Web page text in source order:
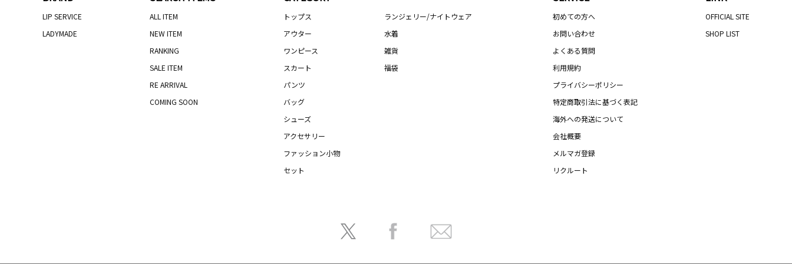
LIP SERVICE
LADYMADE
ALL ITEM
NEW ITEM
RANKING
SALE ITEM
RE ARRIVAL
COMING SOON
トップス
アウター
ワンピース
スカート
パンツ
バッグ
シューズ
アクセサリー
ファッション小物
セット
ランジェリー/ナイトウェア
水着
雑貨
福袋
初めての方へ
お問い合わせ
よくある質問
利用規約
プライバシーポリシー
特定商取引法に基づく表記
海外への発送について
会社概要
メルマガ登録
リクルート
OFFICIAL SITE
SHOP LIST